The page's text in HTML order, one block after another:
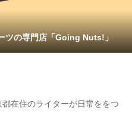
ツの専門店「Going Nuts!」
在住のライターが日常ををつ